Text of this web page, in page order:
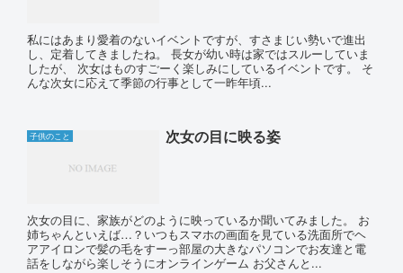
私にはあまり愛着のないイベントですが、すさまじい勢いで進出
し、定着してきましたね。 長女が幼い時は家ではスルーしていま
したが、 次女はものすごーく楽しみにしているイベントです。 そ
んな次女に応えて季節の行事として一昨年頃...
子供のこと 次女の目に映る姿
次女の目に、家族がどのように映っているか聞いてみました。 お
姉ちゃんといえば…？いつもスマホの画面を見ている洗面所でヘ
アアイロンで髪の毛をすーっ部屋の大きなパソコンでお友達と電
話をしながら楽しそうにオンラインゲーム お父さんと...